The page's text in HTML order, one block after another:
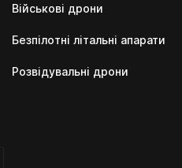
Військові дрони
Безпілотні літальні апарати
Розвідувальні дрони